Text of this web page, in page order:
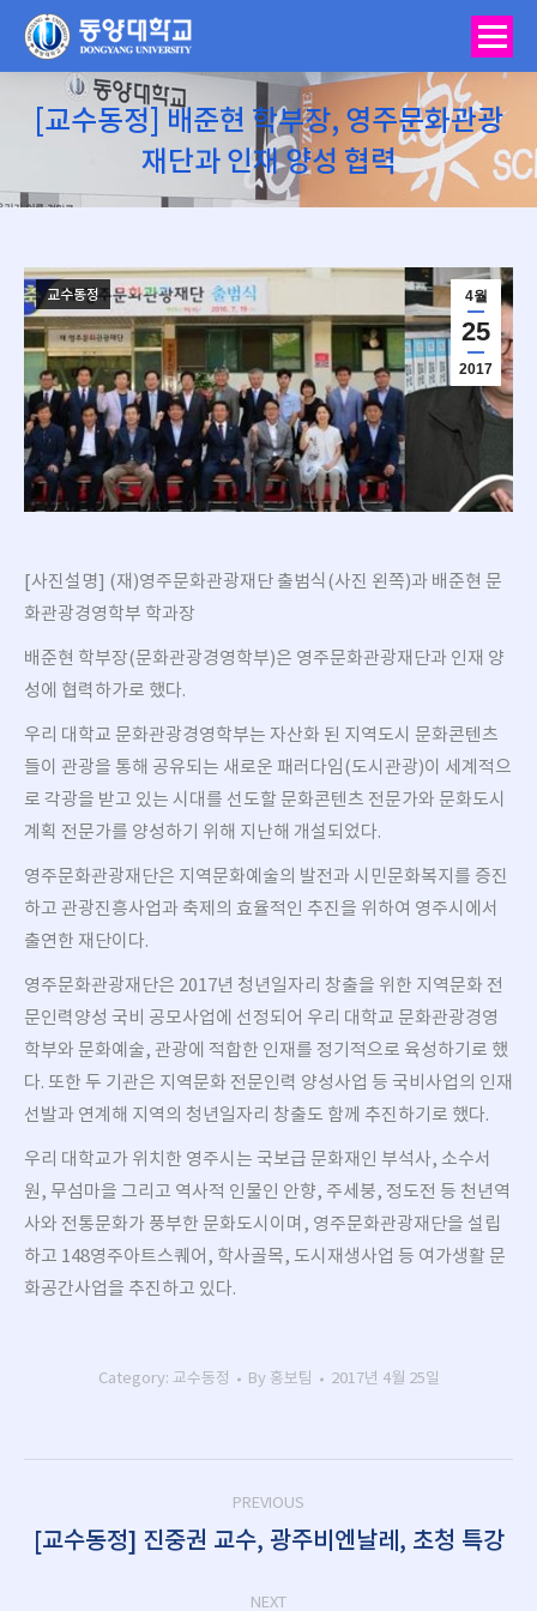
[교수동정] 배준현 학부장, 영주문화관광
재단과 인재 양성 협력
You are here:
4월
25
2017
교수동정
[사진설명] (재 )영주문화관광재단 출범식 (사진 왼쪽)과 배준현 문
화관광경영학부 학과장
배준현 학부장(문화관광경영학부)은 영주문화관광재단과 인재 양
성에 협력하가로 했다.
우리 대학교 문화관광경영학부는 자산화 된 지역도시 문화콘텐츠
들이 관광을 통해 공유되는 새로운 패러다임(도시관광)이 세계적으
로 각광을 받고 있는 시대를 선도할 문화콘텐츠 전문가와 문화도시
계획 전문가를 양성하기 위해 지난해 개설되었다.
영주문화관광재단은 지역문화예술의 발전과 시민문화복지를 증진
하고 관광진흥사업과 축제의 효율적인 추진을 위하여 영주시에서
출연한 재단이다.
영주문화관광재단은 2017년 청년일자리 창출을 위한 지역문화 전
문인력양성 국비 공모사업에 선정되어 우리 대학교 문화관광경영
학부와 문화예술, 관광에 적합한 인재를 정기적으로 육성하기로 했
다. 또한 두 기관은 지역문화 전문인력 양성사업 등 국비사업의 인재
선발과 연계해 지역의 청년일자리 창출도 함께 추진하기로 했다.
우리 대학교가 위치한 영주시는 국보급 문화재인 부석사, 소수서
원, 무섬마을 그리고 역사적 인물인 안향, 주세붕, 정도전 등 천년역
사와 전통문화가 풍부한 문화도시이며 , 영주문화관광재단을 설립
하고 148영주아트스퀘어 , 학사골목, 도시재생사업 등 여가생활 문
화공간사업을 추진하고 있다.
Category: 교수동정 By 홍보팀 2017년 4월 25일
navigation
PREVIOUS
Previous
[교수동정] 진중권 교수, 광주비엔날레, 초청 특강
NEXT